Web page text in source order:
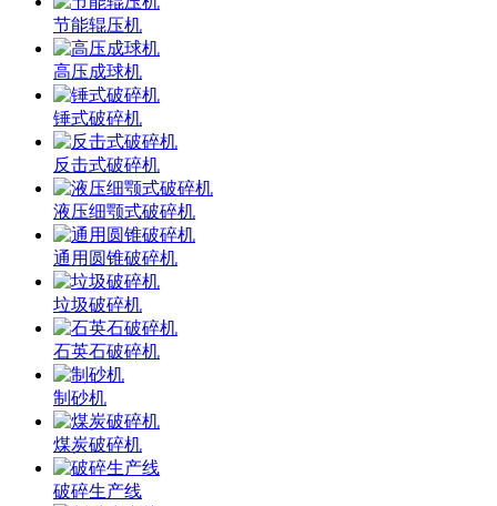
节能辊压机
高压成球机
锤式破碎机
反击式破碎机
液压细颚式破碎机
通用圆锥破碎机
垃圾破碎机
石英石破碎机
制砂机
煤炭破碎机
破碎生产线